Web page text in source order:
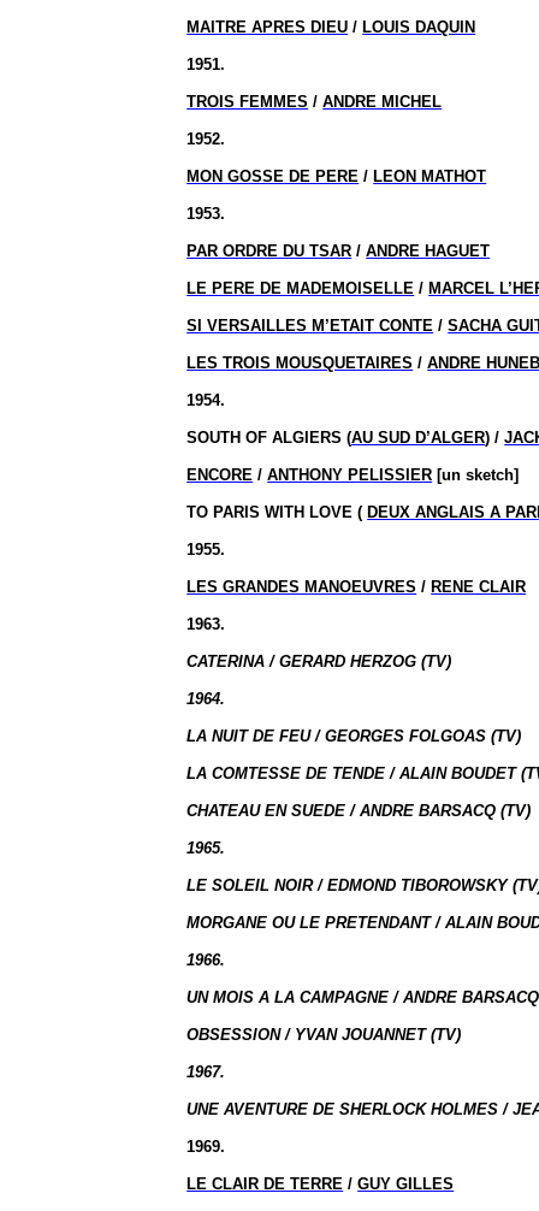
MAITRE APRES DIEU / LOUIS DAQUIN
1951.
TROIS FEMMES /ANDRE MICHEL
1952.
MON GOSSE DE PERE / LEON MATHOT
1953.
PAR ORDRE DU TSAR /ANDRE HAGUET
LE PERE DE MADEMOISELLE / MARCEL
SI VERSAILLES M’ETAIT CONTE /SACHA
LES TROIS MOUSQUETAIRES /ANDRE
1954.
SOUTH OF ALGIERS (AU SUD D’ALGER) /
ENCORE /ANTHONY PELISSIER [un sketch]
TO PARIS WITH LOVE ( DEUX ANGLAIS A
1955.
LES GRANDES MANOEUVRES / RENE CLAIR
1963.
CATERINA / GERARD HERZOG (TV)
1964.
LA NUIT DE FEU / GEORGES FOLGOAS (TV)
LA COMTESSE DE TENDE / ALAIN BOUDET
CHATEAU EN SUEDE / ANDRE BARSACQ (TV)
1965.
LE SOLEIL NOIR / EDMOND TIBOROWSKY
MORGANE OU LE PRETENDANT / ALAIN
1966.
UN MOIS A LA CAMPAGNE / ANDRE
OBSESSION / YVAN JOUANNET (TV)
1967.
UNE AVENTURE DE SHERLOCK HOLMES /
1969.
LE CLAIR DE TERRE /GUY GILLES